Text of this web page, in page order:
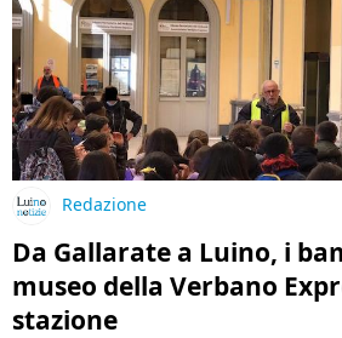
Redazione
Da Gallarate a Luino, i
museo della Verbano
stazione